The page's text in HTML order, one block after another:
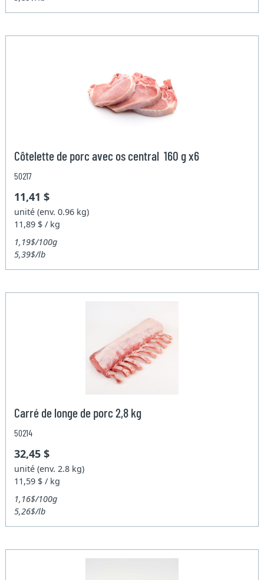
Côtelette de porc avec os central 160 g x6
50217
11,41 $
unité (env. 0.96 kg)
11,89 $ / kg
1,19$/100g
5,39$/lb
Carré de longe de porc 2,8 kg
50214
32,45 $
unité (env. 2.8 kg)
11,59 $ / kg
1,16$/100g
5,26$/lb